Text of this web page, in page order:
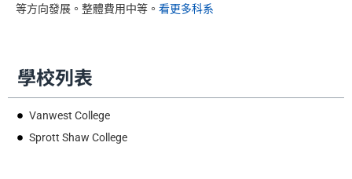
等方向發展。整體費用中等。 看更多科系
學校列表
Vanwest College
Sprott Shaw College